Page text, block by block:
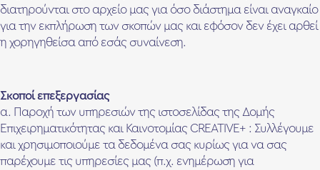
διατηρούνται στο αρχείο μας για όσο διάστημα είναι αναγκαίο
για την εκπλήρωση των σκοπών μας και εφόσον δεν έχει αρθεί
η χορηγηθείσα από εσάς συναίνεση.
Σκοποί επεξεργασίας
α. Παροχή των υπηρεσιών της ιστοσελίδας της Δομής
Επιχειρηματικότητας και Καινοτομίας CREATIVE+ : Συλλέγουμε
και χρησιμοποιούμε τα δεδομένα σας κυρίως για να σας
παρέχουμε τις υπηρεσίες μας (π.χ. ενημέρωση για